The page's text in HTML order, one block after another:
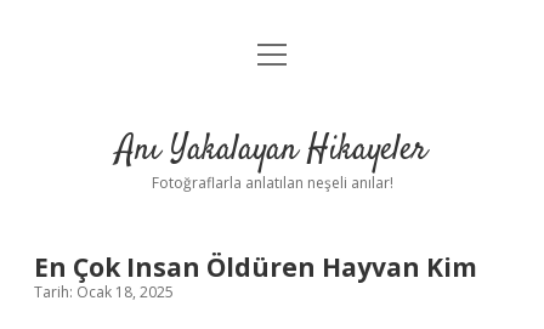
Anasayfa
Yasal Uyarı
menüyü
Anı Yakalayan Hikayeler
Fotoğraflarla anlatılan neşeli anılar!
En Çok Insan Öldüren Hayvan Kim
Tarih: Ocak 18, 2025